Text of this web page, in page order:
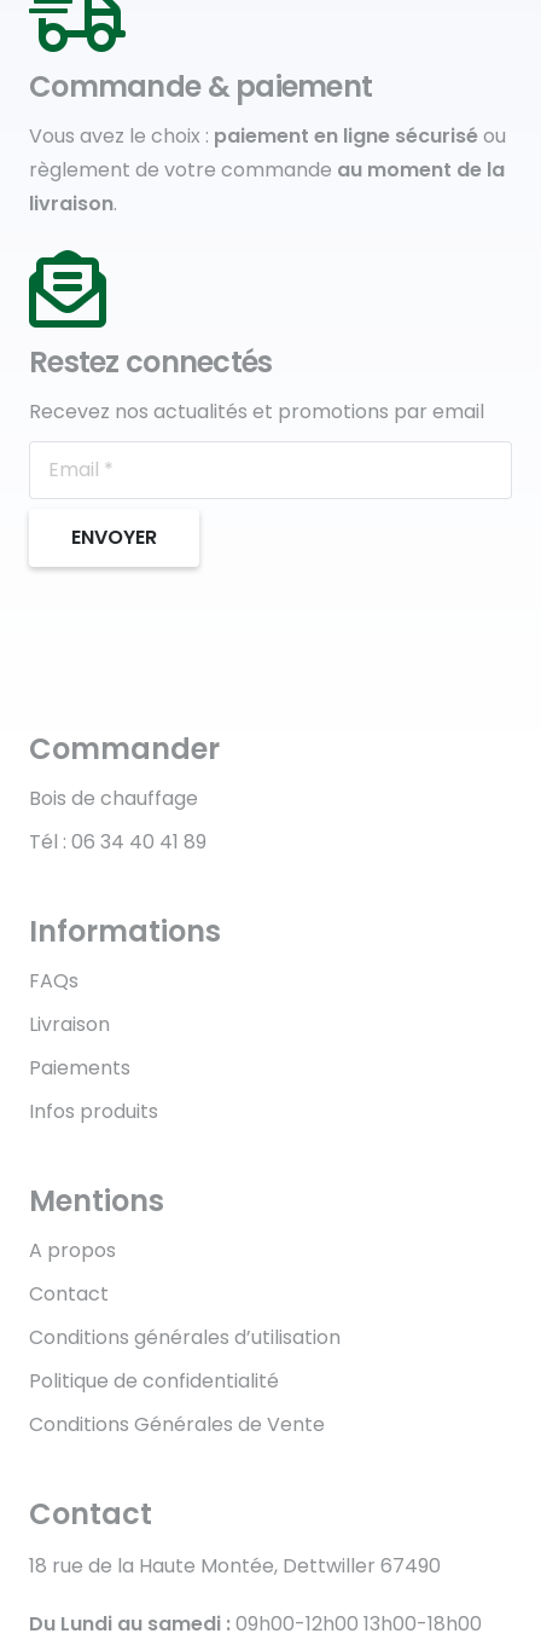
Commande & paiement
Vous avez le choix : paiement en ligne sécuriséou
règlement de votre commande au moment de la
livraison.
Restez connectés
Recevez nos actualités et promotions par email
ENVOYER
Commander
Bois de chauffage
Tél : 06 34 40 41 89
Informations
FAQs
Livraison
Paiements
Infos produits
Mentions
A propos
Contact
Conditions générales d’utilisation
Politique de confidentialité
Conditions Générales de Vente
Contact
18 rue de la Haute Montée, Dettwiller 67490
Du Lundi au samedi :09h00-12h00 13h00-18h00